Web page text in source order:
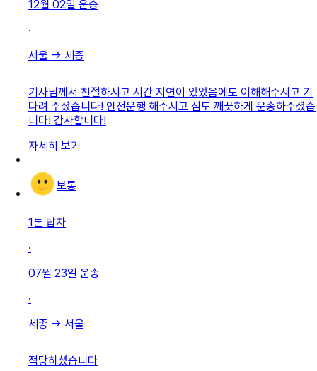
12월 02일 운송
·
서울 → 세종
기사님께서 친절하시고 시간 지연이 있었음에도 이해해주시고 기
다려 주셨습니다! 안전운행 해주시고 짐도 깨끗하게 운송하주셨습
니다! 감사합니다!
자세히 보기
보통
1톤 탑차
·
07월 23일 운송
·
세종 → 서울
적당하셨습니다